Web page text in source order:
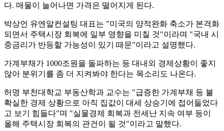
다. 매물이 늘어나면 가격은 떨어지게 된다.
박상언 유엔알컨설팅 대표는 "미국의 양적완화 축소가 본격화
되면서 주택시장 회복에 일부 영향을 미칠 것"이라며 "국내 시
중금리가 반등할 가능성이 있기 때문"이라고 설명했다.
가계부채가 1000조원을 돌파하는 등 대내외 경제상황이 좋지
않아 분위기를 좀 더 지켜봐야 한다는 목소리도 나온다.
허명 부천대학교 부동산학과 교수는 "급증한 가계부채 등 불
확실한 경제 상황으로 아직 집값이 대세 상승기에 접어들었다
고 보기 힘들다"며 "실물경제 회복과 전세난 지속 여부 등이
올해 주택시장 회복의 관건이 될 것"이라고 말했다.